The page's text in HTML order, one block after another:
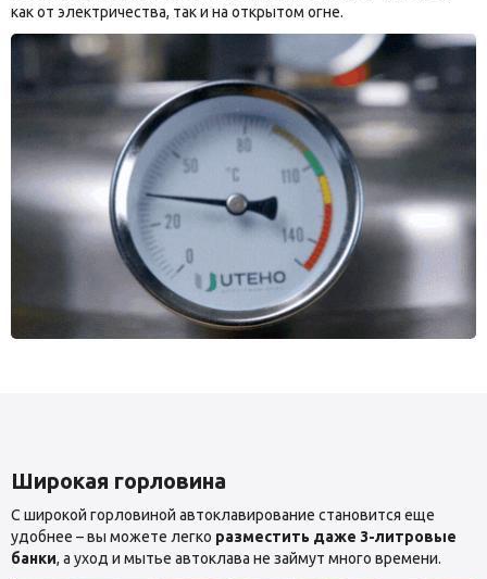
как от электричества, так и на открытом огне.
Широкая горловина
С широкой горловиной автоклавирование становится еще
удобнее – вы можете легко разместить даже 3-литровые
банки, а уход и мытье автоклава не займут много времени.